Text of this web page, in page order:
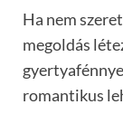
Ha nem
megoldás
romantikus